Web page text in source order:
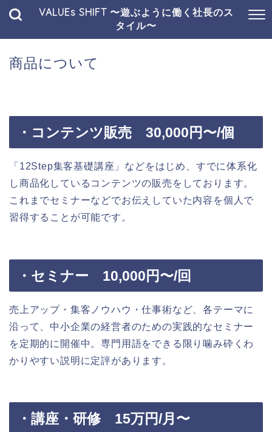
VALUEs SHIFT 〜遊ぶように働く社長のス
タイル〜
商品について
・コンテンツ販売 30,000円〜/個
「12Step集客基礎講座」などをはじめ、すでに体系化
し商品化しているコンテンツの販売をしております。
これまでセミナーなどでお伝えしていた内容を個人で
習得することが可能です。
・セミナー 10,000円〜/回
売上アップ・集客ノウハウ・仕事術など、各テーマに
沿って、中小企業の経営者のための実践的なセミナー
を定期的に開催中。専門用語をできる限り噛み砕くわ
かりやすい説明に定評があります。
・講座・研修 15万円/月〜